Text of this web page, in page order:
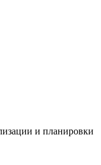
и планировки